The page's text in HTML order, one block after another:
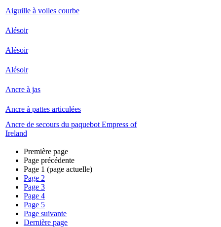
Aiguille à voiles courbe
Alésoir
Alésoir
Alésoir
Ancre à jas
Ancre à pattes articulées
Ancre de secours du paquebot Empress of
Ireland
Première page
Page précédente
Page 1 (page actuelle)
Page 2
Page 3
Page 4
Page 5
Page suivante
Dernière page